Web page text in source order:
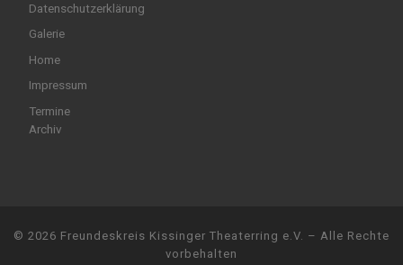
Datenschutzerklärung
Galerie
Home
Impressum
Termine
Archiv
© 2026 Freundeskreis Kissinger Theaterring e.V. – Alle Rechte
vorbehalten